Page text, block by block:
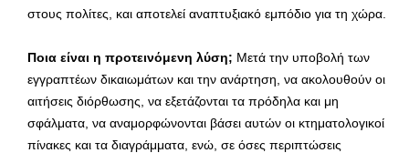
στους πολίτες, και αποτελεί αναπτυξιακό εμπόδιο για τη χώρα.
Ποια είναι η προτεινόμενη λύση; Μετά την υποβολή των
εγγραπτέων δικαιωμάτων και την ανάρτηση, να ακολουθούν οι
αιτήσεις διόρθωσης, να εξετάζονται τα πρόδηλα και μη
σφάλματα, να αναμορφώνονται βάσει αυτών οι κτηματολογικοί
πίνακες και τα διαγράμματα, ενώ, σε όσες περιπτώσεις